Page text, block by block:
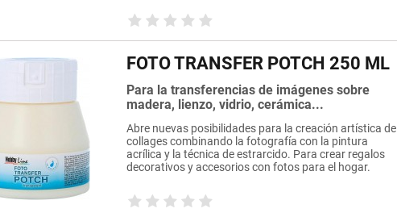
FOTO TRANSFER POTCH 250 ML
Para la transferencias de imágenes sobre
madera, lienzo, vidrio, cerámica...
Abre nuevas posibilidades para la creación artística de
collages combinando la fotografía con la pintura
acrílica y la técnica de estrarcido. Para crear regalos
decorativos y accesorios con fotos para el hogar.